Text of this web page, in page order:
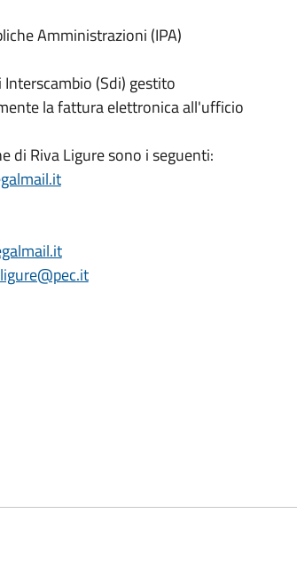
Amministrazioni (IPA)
(Sdi) gestito
la fattura elettronica all'ufficio
di Riva Ligure sono i seguenti: